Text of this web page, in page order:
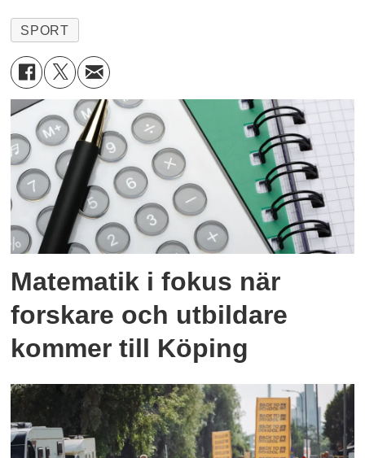
SPORT
Matematik i fokus när
forskare och utbildare
kommer till Köping